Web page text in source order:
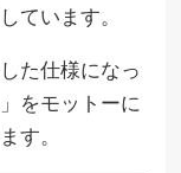
ています。
た仕様になっ
をモットーに
す。